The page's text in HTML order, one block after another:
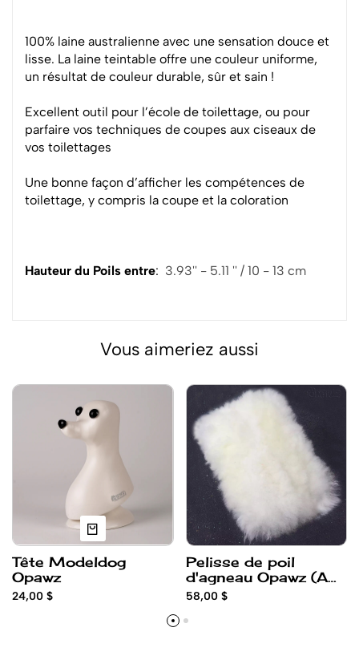
100% laine australienne avec une sensation douce et
lisse. La laine teintable offre une couleur uniforme,
un résultat de couleur durable, sûr et sain !
Excellent outil pour l’école de toilettage, ou pour
parfaire vos techniques de coupes aux ciseaux de
vos toilettages
Une bonne façon d’afficher les compétences de
toilettage, y compris la coupe et la coloration
Hauteur du Poils entre: 3.93'' - 5.11 '' / 10 - 13 cm
Vous aimeriez aussi
Tête Modeldog
Opawz
24,00 $
Pelisse de poil
d'agneau Opawz (A
teindre) 13x19
58,00 $